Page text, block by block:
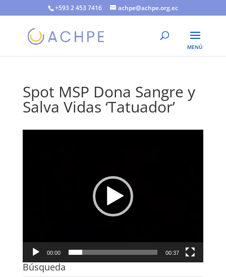
+593 2 453 7416 achpe@achpe.org.ec
Spot MSP Dona Sangre y
Salva Vidas ‘Tatuador’
00:00 00:37
Búsqueda